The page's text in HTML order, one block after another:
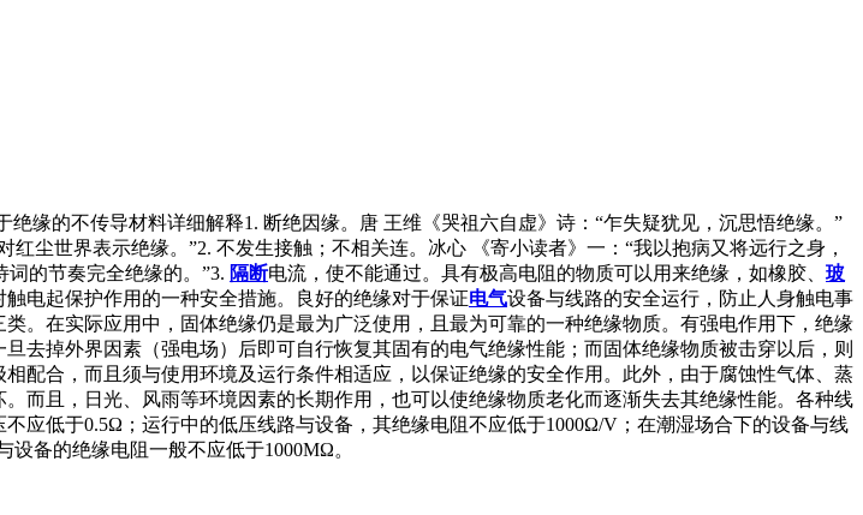
缘的不传导材料详细解释1. 断绝因缘。唐 王维《哭祖六自虚》诗：“乍失疑犹见，沉思悟绝缘。”
尘世界表示绝缘。”2. 不发生接触；不相关连。冰心 《寄小读者》一：“我以抱病又将远行之身，
的节奏完全绝缘的。”3. 隔断电流，使不能通过。具有极高电阻的物质可以用来绝缘，如橡胶、 玻
触电起保护作用的一种安全措施。良好的绝缘对于保证电气设备与线路的安全运行，防止人身触电事
。在实际应用中，固体绝缘仍是最为广泛使用，且最为可靠的一种绝缘物质。有强电作用下，绝缘
去掉外界因素（强电场）后即可自行恢复其固有的电气绝缘性能；而固体绝缘物质被击穿以后，则
配合，而且须与使用环境及运行条件相适应，以保证绝缘的安全作用。此外，由于腐蚀性气体、蒸
而且，日光、风雨等环境因素的长期作用，也可以使绝缘物质老化而逐渐失去其绝缘性能。各种线
应低于0.5Ω；运行中的低压线路与设备，其绝缘电阻不应低于1000Ω/V；在潮湿场合下的设备与线
备的绝缘电阻一般不应低于1000MΩ。